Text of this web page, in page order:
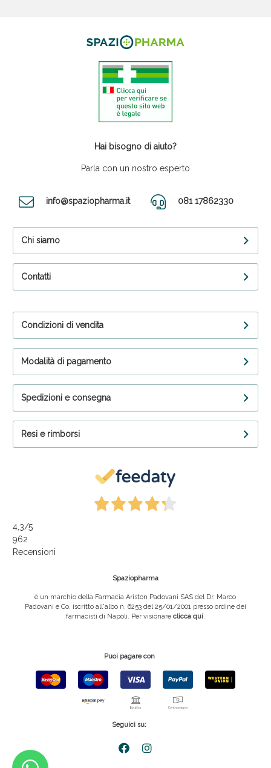
Hai bisogno di aiuto?
Parla con un nostro esperto
info@spaziopharma.it 081 17862330
Chi siamo
Contatti
Condizioni di vendita
Modalità di pagamento
Spedizioni e consegna
Resi e rimborsi
4,3/5
962
Recensioni
Spaziopharma
è un marchio della Farmacia Ariston Padovani SAS del Dr. Marco
Padovani e Co, iscritto all'albo n. 6253 del 25/01/2001 presso ordine dei
farmacisti di Napoli. Per visionare clicca qui.
Puoi pagare con
Seguici su: